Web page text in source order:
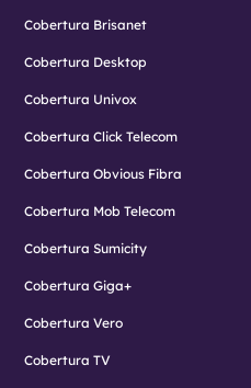
Cobertura Brisanet
Cobertura Desktop
Cobertura Univox
Cobertura Click Telecom
Cobertura Obvious Fibra
Cobertura Mob Telecom
Cobertura Sumicity
Cobertura Giga+
Cobertura Vero
Cobertura TV